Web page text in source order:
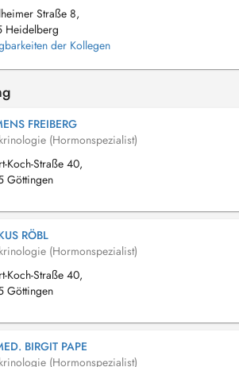
Straße 8,
Heidelberg
der Kollegen
FREIBERG
(Hormonspezialist)
Koch-Straße 40,
Göttingen
RÖBL
(Hormonspezialist)
Koch-Straße 40,
Göttingen
BIRGIT PAPE
(Hormonspezialist)